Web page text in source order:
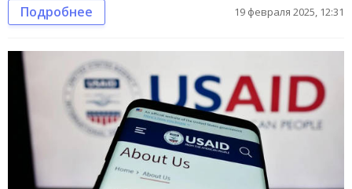
Подробнее 19 февраля 2025, 12:31